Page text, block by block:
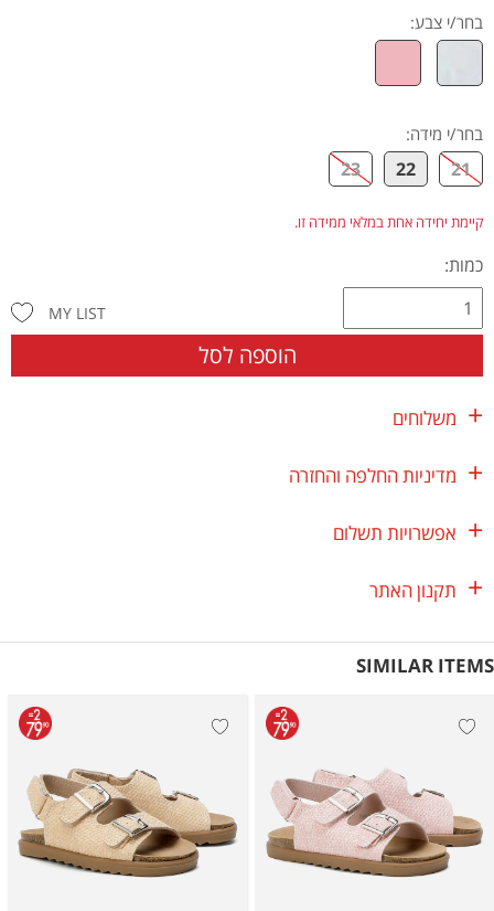
בחר/י צבע:
בחר/י מידה:
21
22
23
קיימת יחידה אחת במלאי ממידה זו.
כמות:
הוספה לסל
MY LIST
משלוחים
מדיניות החלפה והחזרה
אפשרויות תשלום
תקנון האתר
SIMILAR ITEMS